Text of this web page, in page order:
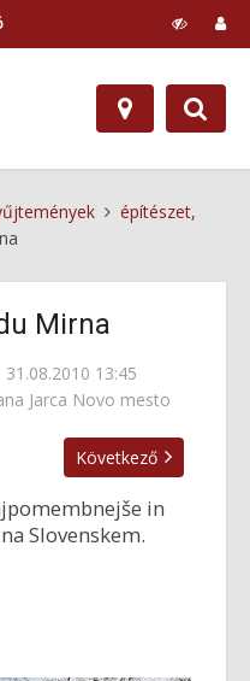
építészet,
Mirna
31.08.2010 13:45
Jarca Novo mesto
Következő
in
Slovenskem.